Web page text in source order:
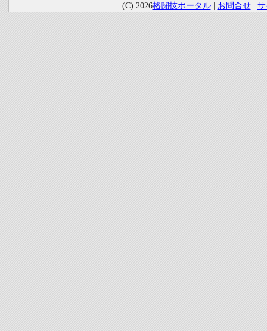
(C) 2026格闘技ポータル| お問合せ|